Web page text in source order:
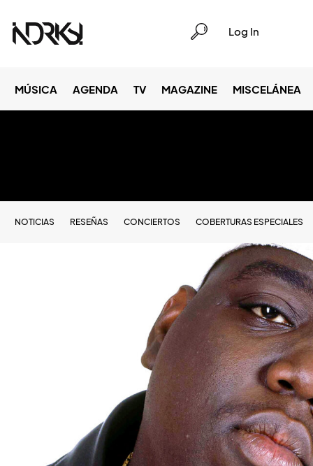
Log In
MÚSICA AGENDA TV MAGAZINE MISCELÁNEA
NOTICIAS RESEÑAS CONCIERTOS COBERTURAS ESPECIALES